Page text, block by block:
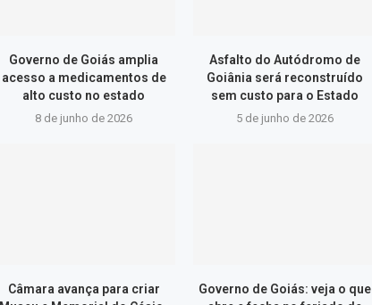
Governo de Goiás amplia
acesso a medicamentos de
alto custo no estado
8 de junho de 2026
Asfalto do Autódromo de
Goiânia será reconstruído
sem custo para o Estado
5 de junho de 2026
Câmara avança para criar
Governo de Goiás: veja o que